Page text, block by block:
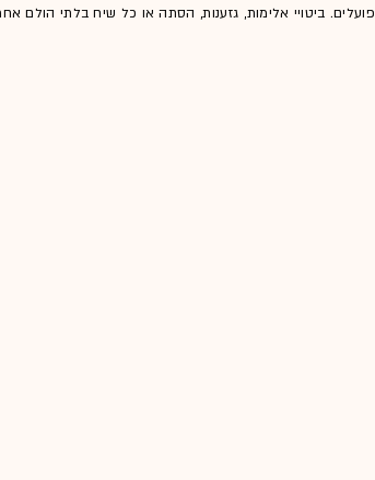
פועלים. ביטויי אלימות, גזענות, הסתה או כל שיח בלתי הולם